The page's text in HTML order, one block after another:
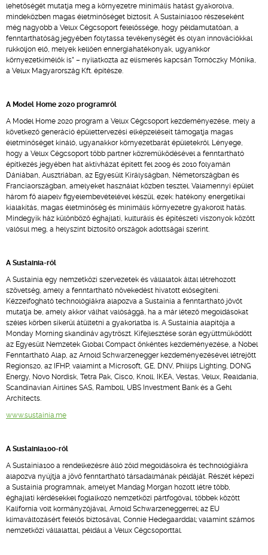
lehetőségét mutatja meg a környezetre minimális hatást gyakorolva,
mindeközben magas életminőséget biztosít. A Sustainia100 részeseként
még nagyobb a Velux Cégcsoport felelőssége, hogy példamutatóan, a
fenntarthatóság jegyében folytassa tevékenységét és olyan innovációkkal
rukkoljon elő, melyek kellően ennergiahatékonyak, ugyankkor
környezetkímélők is” – nyilatkozta az elismerés kapcsán Tornóczky Mónika,
a Velux Magyarország Kft. építésze.
A Model Home 2020 programról
A Model Home 2020 program a Velux Cégcsoport kezdeményezése, mely a
következő generáció épülettervezési elképzeléseit támogatja magas
életminőséget kínáló, ugyanakkor környezetbarát épületekről. Lényege,
hogy a Velux Cégcsoport több partner közreműködésével a fenntartható
építkezés jegyében hat aktívházat épített fel 2009 és 2010 folyamán
Dániában, Ausztriában, az Egyesült Királyságban, Németországban és
Franciaországban, amelyeket használat közben tesztel. Valamennyi épület
három fő alapelv figyelembevételével készül, ezek: hatékony energetikai
kialakítás, magas életminőség és minimális környezetre gyakorolt hatás.
Mindegyik ház különböző éghajlati, kulturális és építészeti viszonyok között
valósul meg, a helyszínt biztosító országok adottságai szerint.
A Sustainia-ról
A Sustainia egy nemzetközi szervezetek és vállalatok által létrehozott
szövetség, amely a fenntartható növekedést hivatott elősegíteni.
Kézzelfogható technológiákra alapozva a Sustainia a fenntartható jövőt
mutatja be, amely akkor válhat valósággá, ha a már létező megoldásokat
széles körben sikerül átültetni a gyakorlatba is. A Sustainia alapítója a
Monday Morning skandináv agytröszt. Kifejlesztése során együttműködött
az Egyesült Nemzetek Global Compact önkéntes kezdeményezése, a Nobel
Fenntartható Alap, az Arnold Schwarzenegger kezdeményezésével létrejött
Regions20, az IFHP, valamint a Microsoft, GE, DNV, Philips Lighting, DONG
Energy, Novo Nordisk, Tetra Pak, Cisco, Knoll, IKEA, Vestas, Velux, Realdania,
Scandinavian Airlines SAS, Ramboll, UBS Investment Bank és a Gehl
Architects.
www.sustainia.me
A Sustainia100-ról
A Sustainia100 a rendelkezésre álló zöld megoldásokra és technológiákra
alapozva nyújtja a jövő fenntartható társadalmának példáját. Részét képezi
a Sustainia programnak, amelyet Mandag Morgan hozott létre több,
éghajlati kérdésekkel foglalkozó nemzetközi pártfogóval, többek között
Kalifornia volt kormányzójával, Arnold Schwarzeneggerrel; az EU
klímaváltozásért felelős biztosával, Connie Hedegaarddal; valamint számos
nemzetközi vállalattal, például a Velux Cégcsoporttal.